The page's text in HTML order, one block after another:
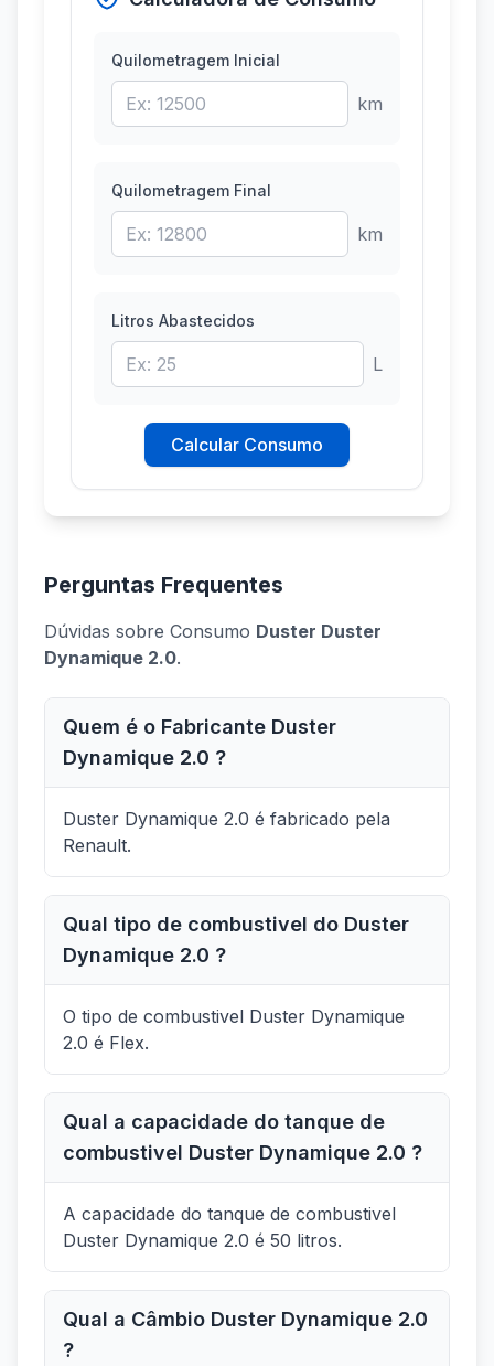
Quilometragem Inicial
km
Quilometragem Final
km
Litros Abastecidos
L
Calcular Consumo
Perguntas Frequentes
Dúvidas sobre Consumo Duster Duster
Dynamique 2.0.
Quem é o Fabricante Duster
Dynamique 2.0 ?
Duster Dynamique 2.0 é fabricado pela
Renault.
Qual tipo de combustivel do Duster
Dynamique 2.0 ?
O tipo de combustivel Duster Dynamique
2.0 é Flex.
Qual a capacidade do tanque de
combustivel Duster Dynamique 2.0 ?
A capacidade do tanque de combustivel
Duster Dynamique 2.0 é 50 litros.
Qual a Câmbio Duster Dynamique 2.0
?